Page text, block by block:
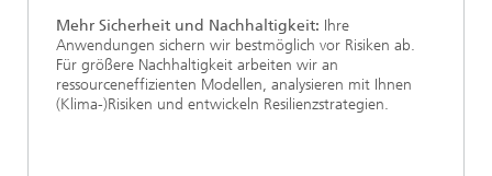
Mehr Sicherheit und Nachhaltigkeit: Ihre
Anwendungen sichern wir bestmöglich vor Risiken ab.
Für größere Nachhaltigkeit arbeiten wir an
ressourceneffizienten Modellen, analysieren mit Ihnen
(Klima-)Risiken und entwickeln Resilienzstrategien.